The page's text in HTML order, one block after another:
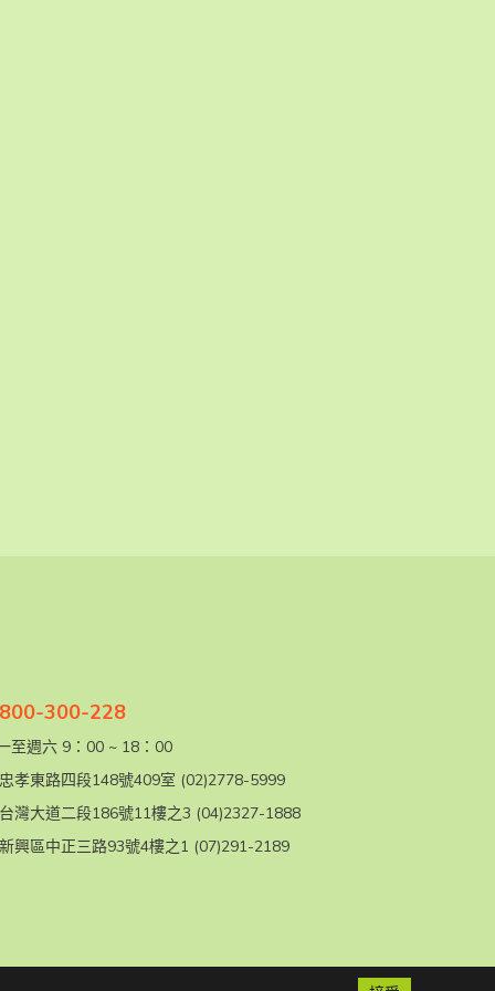
300-228
至週六 9：00 ~ 18：00
孝東路四段148號409室 (02)2778-5999
灣大道二段186號11樓之3 (04)2327-1888
興區中正三路93號4樓之1 (07)291-2189